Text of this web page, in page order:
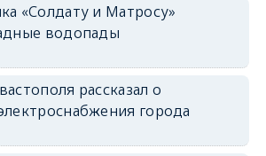
«Солдату и Матросу»
водопады
рассказал о
города